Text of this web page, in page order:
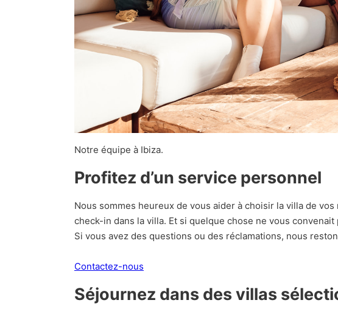
Notre équipe à Ibiza.
Profitez d’un service personnel
Nous sommes heureux de vous aider à choisir la villa de
check-in dans la villa. Et si quelque chose ne vous
Si vous avez des questions ou des réclamations, nous
Contactez-nous
Séjournez dans des villas